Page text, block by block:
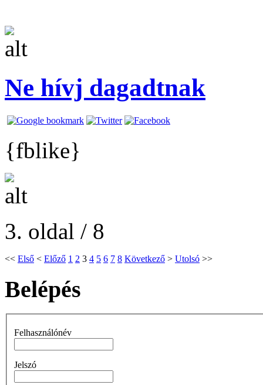
Ne hívj dagadtnak
{fblike}
3. oldal / 8
<< Első < Előző 1 2 3 4 5 6 7 8 Következő > Utolsó >>
Belépés
Felhasználónév
Jelszó